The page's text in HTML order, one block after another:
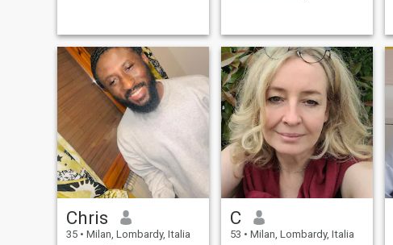
Chris
35 • Milan, Lombardy, Italia
C
53 • Milan, Lombardy, Italia